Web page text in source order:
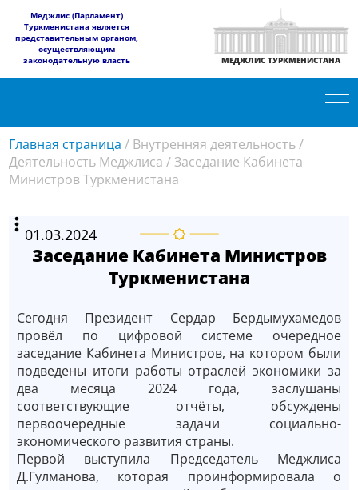
​Меджлис (Парламент)
Туркменистана является
представительным органом,
осуществляющим
законодательную власть
МЕДЖЛИС ТУРКМЕНИСТАНА
Главная страница / Внутренняя деятельность/
Деятельность Меджлиса / Заседание Кабинета
Министров Туркменистана
01.03.2024
Заседание Кабинета Министров
Туркменистана
Сегодня Президент Сердар Бердымухамедов
провёл по цифровой системе очередное
заседание Кабинета Министров, на котором были
подведены итоги работы отраслей экономики за
два месяца 2024 года, заслушаны
соответствующие отчёты, обсуждены
первоочередные задачи социально-
экономического развития страны.
Первой выступила Председатель Меджлиса
Д.Гулманова, которая проинформировала о